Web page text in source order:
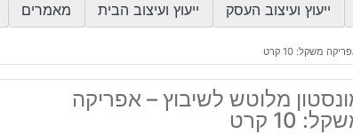
ייעוץ ועיצוב העסק ייעוץ ועיצוב הבית מאמרים
משקל: 10 קרט
מלוטש לשיבוץ – אפריקה
10 קרט